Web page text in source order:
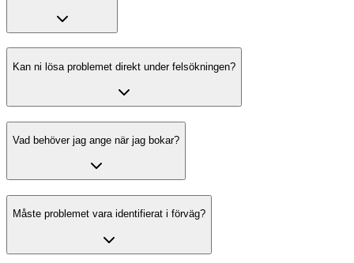
Kan ni lösa problemet direkt under felsökningen?
Vad behöver jag ange när jag bokar?
Måste problemet vara identifierat i förväg?